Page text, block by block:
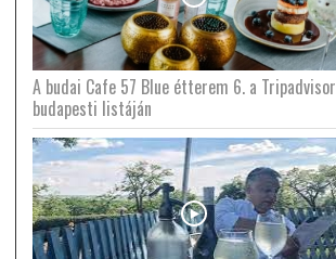
A budai Cafe 57 Blue étterem 6. a Tripadvisor
budapesti listáján